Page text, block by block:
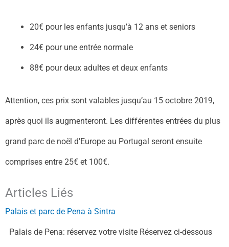
20€ pour les enfants jusqu’à 12 ans et seniors
24€ pour une entrée normale
88€ pour deux adultes et deux enfants
Attention, ces prix sont valables jusqu’au 15 octobre 2019,
après quoi ils augmenteront. Les différentes entrées du plus
grand parc de noël d’Europe au Portugal seront ensuite
comprises entre 25€ et 100€.
Articles Liés
Palais et parc de Pena à Sintra
Palais de Pena: réservez votre visite Réservez ci-dessous